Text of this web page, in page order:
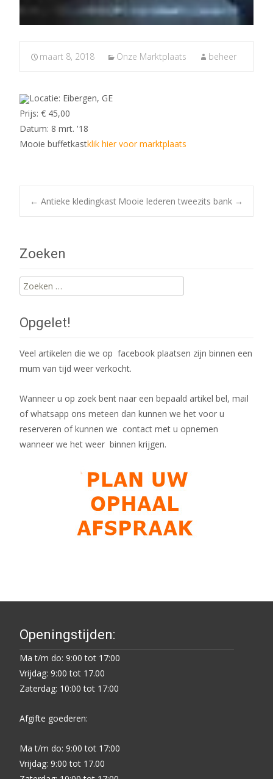
maart 8, 2018 Onze Marktplaats beheer
Locatie: Eibergen, GE
Prijs: € 45,00
Datum: 8 mrt. '18
Mooie buffetkastklik hier voor marktplaats
Post
navigation
← Antieke kledingkast Mooie lederen tweezits bank →
Zoeken
Zoeken
naar:
Opgelet!
Veel artikelen die we op facebook plaatsen zijn binnen een
mum van tijd weer verkocht.
Wanneer u op zoek bent naar een bepaald artikel bel, mail
of whatsapp ons meteen dan kunnen we het voor u
reserveren of kunnen we contact met u opnemen
wanneer we het weer binnen krijgen.
Openingstijden:
Ma t/m do: 9:00 tot 17:00
Vrijdag: 9:00 tot 17.00
Zaterdag: 10:00 tot 17:00
Afgifte goederen:
Ma t/m do: 9:00 tot 17:00
Vrijdag: 9:00 tot 17.00